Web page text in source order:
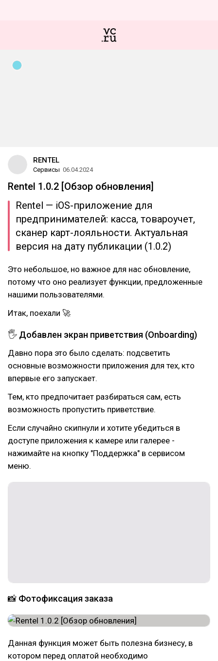
RENTEL
Сервисы 06.04.2024
Rentel 1.0.2 [Обзор обновления]
Rentel — iOS-приложение для
предпринимателей: касса, товароучет,
сканер карт-лояльности. Актуальная
версия на дату публикации (1.0.2)
Это небольшое, но важное для нас обновление,
потому что оно реализует функции, предложенные
нашими пользователями.
Итак, поехали 🚀
🖐 Добавлен экран приветствия (Onboarding)
Давно пора это было сделать: подсветить
основные возможности приложения для тех, кто
впервые его запускает.
Тем, кто предпочитает разбираться сам, есть
возможность пропустить приветствие.
Если случайно скипнули и хотите убедиться в
доступе приложения к камере или галерее -
нажимайте на кнопку "Поддержка" в сервисом
меню.
📸 Фотофиксация заказа
Данная функция может быть полезна бизнесу, в
котором перед оплатой необходимо